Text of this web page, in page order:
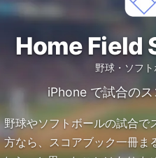
Home Field
野球・ソフ
iPhone で試合の
野球やソフトボールの試合で
方なら、スコアブック一冊ま